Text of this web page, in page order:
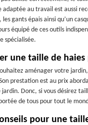
adaptée au travail est aussi
les gants épais ainsi qu’un
équipé de ces outils
spécialisée.
une taille de haies
aménager votre
prestation est au prix
Donc, si vous désirez
de tous pour tout le
pour une